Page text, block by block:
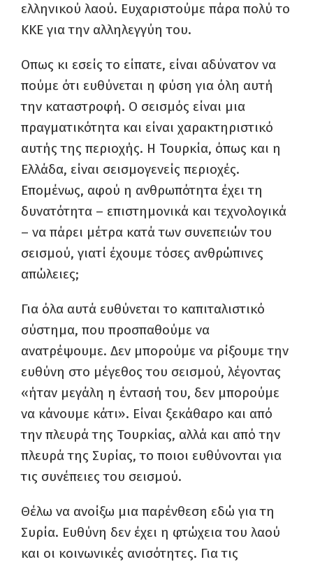
ελληνικού λαού. Ευχαριστούμε πάρα πολύ το
ΚΚΕ για την αλληλεγγύη του.
Οπως κι εσείς το είπατε, είναι αδύνατον να
πούμε ότι ευθύνεται η φύση για όλη αυτή
την καταστροφή. Ο σεισμός είναι μια
πραγματικότητα και είναι χαρακτηριστικό
αυτής της περιοχής. Η Τουρκία, όπως και η
Ελλάδα, είναι σεισμογενείς περιοχές.
Επομένως, αφού η ανθρωπότητα έχει τη
δυνατότητα – επιστημονικά και τεχνολογικά
– να πάρει μέτρα κατά των συνεπειών του
σεισμού, γιατί έχουμε τόσες ανθρώπινες
απώλειες;
Για όλα αυτά ευθύνεται το καπιταλιστικό
σύστημα, που προσπαθούμε να
ανατρέψουμε. Δεν μπορούμε να ρίξουμε την
ευθύνη στο μέγεθος του σεισμού, λέγοντας
«ήταν μεγάλη η έντασή του, δεν μπορούμε
να κάνουμε κάτι». Είναι ξεκάθαρο και από
την πλευρά της Τουρκίας, αλλά και από την
πλευρά της Συρίας, το ποιοι ευθύνονται για
τις συνέπειες του σεισμού.
Θέλω να ανοίξω μια παρένθεση εδώ για τη
Συρία. Ευθύνη δεν έχει η φτώχεια του λαού
και οι κοινωνικές ανισότητες. Για τις